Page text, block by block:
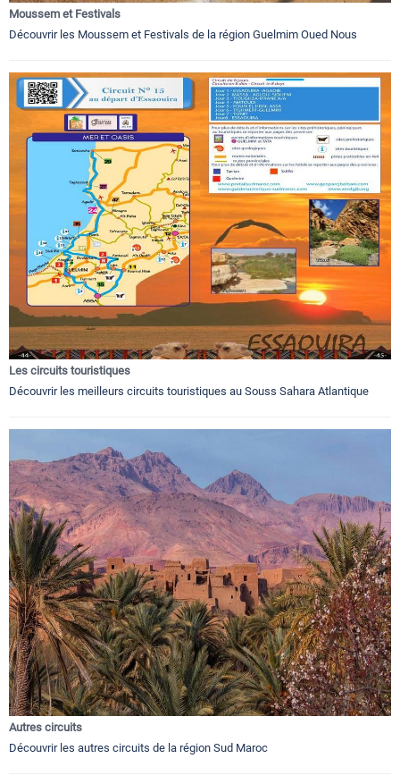
Moussem et Festivals
Découvrir les Moussem et Festivals de la région Guelmim Oued Nous
Les circuits touristiques
Découvrir les meilleurs circuits touristiques au Souss Sahara Atlantique
Autres circuits
Découvrir les autres circuits de la région Sud Maroc